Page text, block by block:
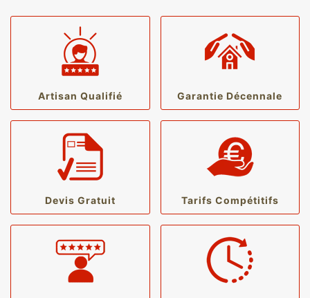
Artisan Qualifié Garantie Décennale
Devis Gratuit Tarifs Compétitifs